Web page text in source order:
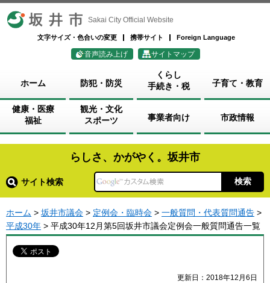
坂井市 Sakai City Official Website
文字サイズ・色合いの変更 携帯サイト Foreign Language
音声読み上げ サイトマップ
ホーム 防犯・防災
くらし
手続き・税
子育て・教育
健康・医療
福祉
観光・文化
スポーツ
事業者向け 市政情報
らしさ、かがやく。坂井市
サイト検索
ホーム > 坂井市議会 > 定例会・臨時会 > 一般質問・代表質問通告 >
平成30年 > 平成30年12月第5回坂井市議会定例会一般質問通告一覧
更新日：2018年12月6日